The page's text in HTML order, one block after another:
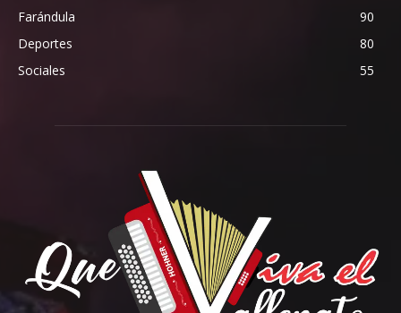
Farándula
90
Deportes
80
Sociales
55